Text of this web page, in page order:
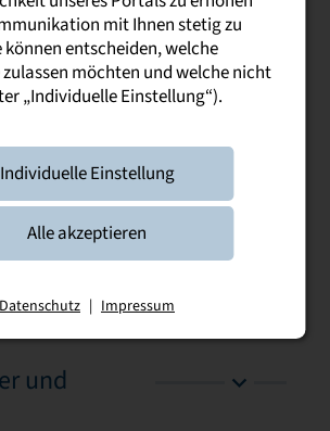
(Wohngruppen,
Heime usw.)
Studierenden bewerben sich in
duale Studium (Studienvertrag)
dort die sechs
Studienabschnitte.
und
mit Ihnen stetig zu
können entscheiden, welche
möchten und welche nicht
„Individuelle Einstellung“).
Individuelle Einstellung
Alle akzeptieren
Datenschutz | Impressum